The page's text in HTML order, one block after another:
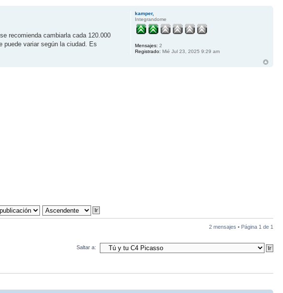
recomienda cambiarla cada 120.000
puede variar según la ciudad. Es
kamper,
Integrandome
Mensajes: 2
Registrado: Mié Jul 23, 2025 9:29 am
2 mensajes • Página 1 de 1
Saltar a: